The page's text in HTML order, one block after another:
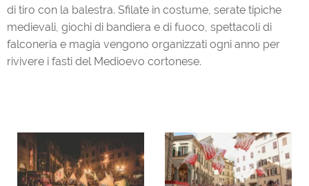
di tiro con la balestra. Sfilate in costume, serate tipiche
medievali, giochi di bandiera e di fuoco, spettacoli di
falconeria e magia vengono organizzati ogni anno per
rivivere i fasti del Medioevo cortonese.